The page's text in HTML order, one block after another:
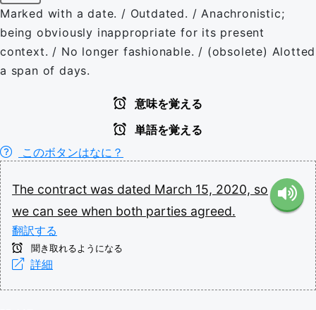
Marked with a date. / Outdated. / Anachronistic;
being obviously inappropriate for its present
context. / No longer fashionable. / (obsolete) Alotted
a span of days.
意味を覚える
単語を覚える
このボタンはなに？
The contract was dated March 15, 2020, so
we can see when both parties agreed.
翻訳する
聞き取れるようになる
詳細